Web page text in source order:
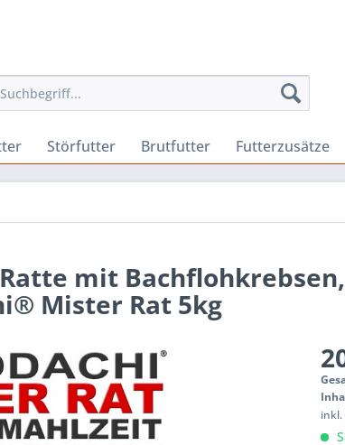
Störfutter Brutfutter Futterzusätze
mit Bachflohkrebsen,
Mister Rat 5kg